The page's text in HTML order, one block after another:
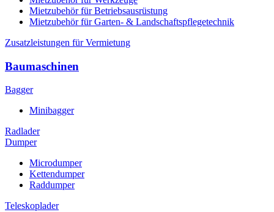
Mietzubehör für Betriebsausrüstung
Mietzubehör für Garten- & Landschaftspflegetechnik
Zusatzleistungen für Vermietung
Baumaschinen
Bagger
Minibagger
Radlader
Dumper
Microdumper
Kettendumper
Raddumper
Teleskoplader